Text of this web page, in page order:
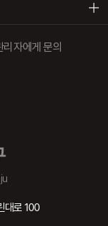
리자에게 문의
대로 100